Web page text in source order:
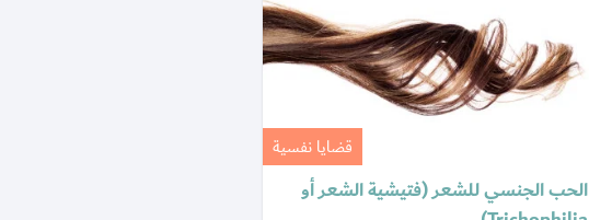
قضايا نفسية
الحب الجنسي للشعر (فتيشية الشعر أو